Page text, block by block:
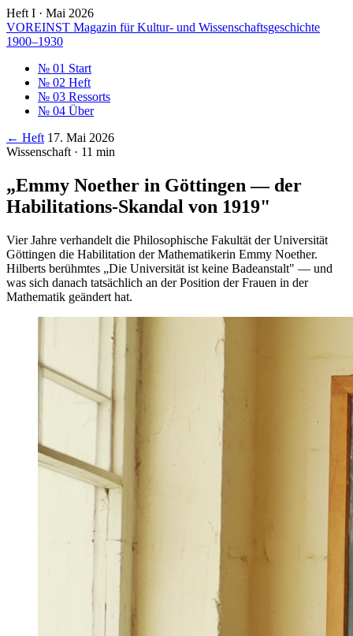
Heft I · Mai 2026
VOREINST Magazin für Kultur- und Wissenschaftsgeschichte
1900–1930
№ 01 Start
№ 02 Heft
№ 03 Ressorts
№ 04 Über
← Heft 17. Mai 2026
Wissenschaft · 11 min
„Emmy Noether in Göttingen — der
Habilitations-Skandal von 1919"
Vier Jahre verhandelt die Philosophische Fakultät der Universität
Göttingen die Habilitation der Mathematikerin Emmy Noether.
Hilberts berühmtes „Die Universität ist keine Badeanstalt" — und
was sich danach tatsächlich an der Position der Frauen in der
Mathematik geändert hat.